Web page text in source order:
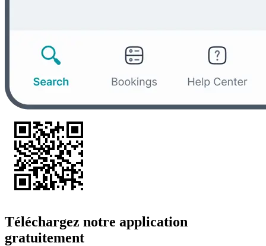
Téléchargez notre application
gratuitement